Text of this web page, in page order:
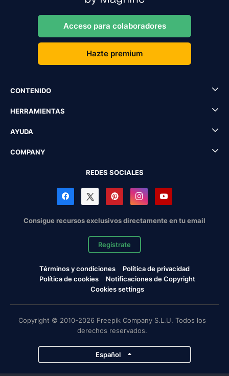
Acceso para colaboradores
Hazte premium
CONTENIDO
HERRAMIENTAS
AYUDA
COMPANY
REDES SOCIALES
Consigue recursos exclusivos directamente en tu email
Regístrate
Términos y condiciones
Política de privacidad
Política de cookies
Notificaciones de Copyright
Cookies settings
Copyright © 2010-2026 Freepik Company S.L.U. Todos los
derechos reservados.
Español